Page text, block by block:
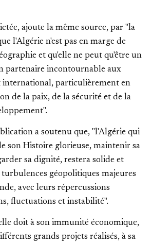
ajoute la même source, par "la
l'Algérie n'est pas en marge de
et qu'elle ne peut qu'être un
partenaire incontournable aux
international, particulièrement en
de la paix, de la sécurité et de la
a soutenu que, "l'Algérie qui
son Histoire glorieuse, maintenir sa
sa dignité, restera solide et
géopolitiques majeures
avec leurs répercussions
fluctuations et instabilité".
doit à son immunité économique,
grands projets réalisés, à sa